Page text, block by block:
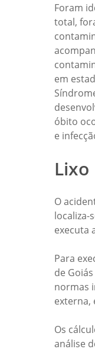
Foram
total,
em
óbito
e
Lixo
O
localiza-
executa
Para
de
normas
externa,
Os
análise